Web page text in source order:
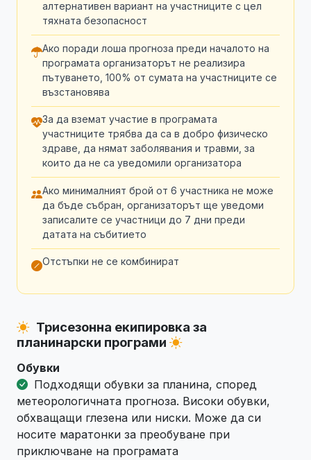
алтернативен вариант на участниците с цел
тяхната безопасност
Ако поради лоша прогноза преди началото на
програмата организаторът не реализира
пътуването, 100% от сумата на участниците се
възстановява
За да вземат участие в програмата
участниците трябва да са в добро физическо
здраве, да нямат заболявания и травми, за
които да не са уведомили организатора
Ако минималният брой от 6 участника не може
да бъде събран, организаторът ще уведоми
записалите се участници до 7 дни преди
датата на събитието
Отстъпки не се комбинират
Трисезонна екипировка за
планинарски програми
Обувки
Подходящи обувки за планина, според
метеорологичната прогноза. Високи обувки,
обхващащи глезена или ниски. Може да си
носите маратонки за преобуване при
приключване на програмата